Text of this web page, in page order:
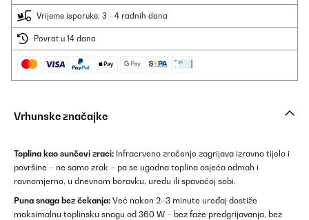
Vrijeme isporuke: 3 - 4 radnih dana
Povrat u 14 dana
Vrhunske značajke
Toplina kao sunčevi zraci: Infracrveno zračenje zagrijava izravno tijelo i
površine – ne samo zrak – pa se ugodna toplina osjeća odmah i
ravnomjerno, u dnevnom boravku, uredu ili spavaćoj sobi.
Puna snaga bez čekanja: Već nakon 2–3 minute uređaj dostiže
maksimalnu toplinsku snagu od 360 W – bez faze predgrijavanja, bez